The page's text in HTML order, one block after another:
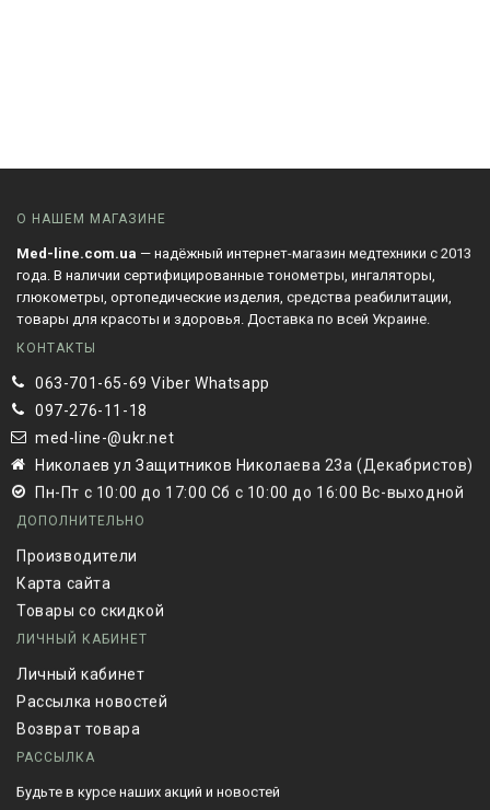
О НАШЕМ МАГАЗИНЕ
Med-line.com.ua — надёжный интернет-магазин медтехники с 2013
года. В наличии сертифицированные тонометры, ингаляторы,
глюкометры, ортопедические изделия, средства реабилитации,
товары для красоты и здоровья. Доставка по всей Украине.
КОНТАКТЫ
063-701-65-69 Viber Whatsapp
097-276-11-18
med-line-@ukr.net
Николаев ул Защитников Николаева 23а (Декабристов)
Пн-Пт с 10:00 до 17:00 Сб с 10:00 до 16:00 Вс-выходной
ДОПОЛНИТЕЛЬНО
Производители
Карта сайта
Товары со скидкой
ЛИЧНЫЙ КАБИНЕТ
Личный кабинет
Рассылка новостей
Возврат товара
РАССЫЛКА
Будьте в курсе наших акций и новостей